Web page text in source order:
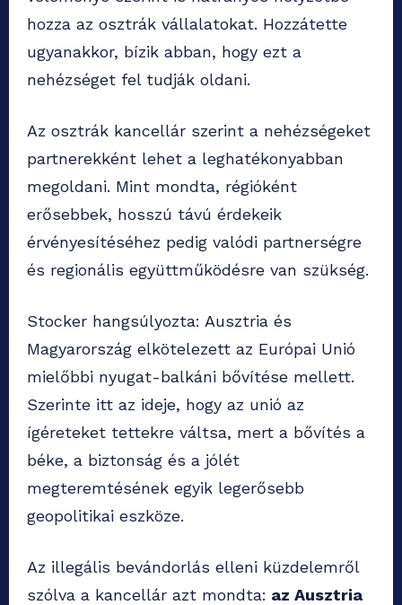
hozza az osztrák vállalatokat. Hozzátette
ugyanakkor, bízik abban, hogy ezt a
nehézséget fel tudják oldani.
Az osztrák kancellár szerint a nehézségeket
partnerekként lehet a leghatékonyabban
megoldani. Mint mondta, régióként
erősebbek, hosszú távú érdekeik
érvényesítéséhez pedig valódi partnerségre
és regionális együttműködésre van szükség.
Stocker hangsúlyozta: Ausztria és
Magyarország elkötelezett az Európai Unió
mielőbbi nyugat-balkáni bővítése mellett.
Szerinte itt az ideje, hogy az unió az
ígéreteket tettekre váltsa, mert a bővítés a
béke, a biztonság és a jólét
megteremtésének egyik legerősebb
geopolitikai eszköze.
Az illegális bevándorlás elleni küzdelemről
szólva a kancellár azt mondta: az Ausztria